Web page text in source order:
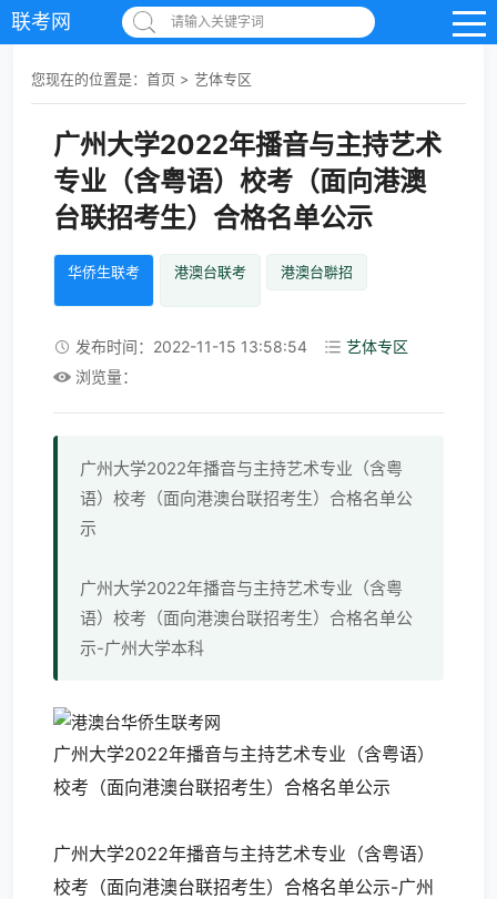
联考网 请输入关键字词
您现在的位置是： 首页 > 艺体专区
广州大学2022年播音与主持艺术
专业（含粤语）校考（面向港澳
台联招考生）合格名单公示
华侨生联考 港澳台联考 港澳台聨招
发布时间：2022-11-15 13:58:54
艺体专区
浏览量：
广州大学2022年播音与主持艺术专业（含粤
语）校考（面向港澳台联招考生）合格名单公
示
广州大学2022年播音与主持艺术专业（含粤
语）校考（面向港澳台联招考生）合格名单公
示-广州大学本科
广州大学2022年播音与主持艺术专业（含粤语）
校考（面向港澳台联招考生）合格名单公示
广州大学2022年播音与主持艺术专业（含粤语）
校考（面向港澳台联招考生）合格名单公示-广州